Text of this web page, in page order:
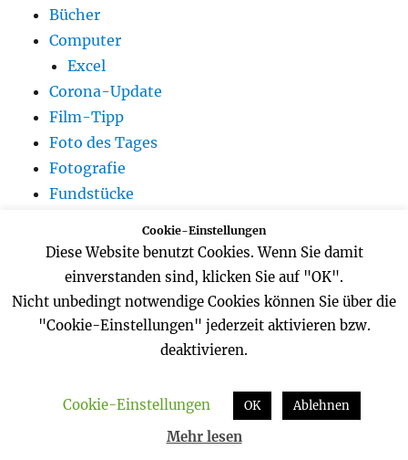
Bücher
Computer
Excel
Corona-Update
Film-Tipp
Foto des Tages
Fotografie
Fundstücke
Max Raabe
Musik
Perry Rhodan
Radio
Reisen
Cookie-Einstellungen
Diese Website benutzt Cookies. Wenn Sie damit
einverstanden sind, klicken Sie auf "OK".
Nicht unbedingt notwendige Cookies können Sie über die
"Cookie-Einstellungen" jederzeit aktivieren bzw.
deaktivieren.
Cookie-Einstellungen OK Ablehnen
Mehr lesen